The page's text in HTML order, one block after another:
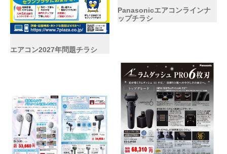
エアコン2027年問題チラシ
Panasonicエアコンラインナ
ップチラシ